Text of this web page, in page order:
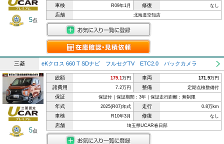
5点
車検 R09年1月 修復 なし
店舗 北海道空知店
三菱 eKクロス 660 T SDナビ フルセグTV ETC2.0 バックカメラ
5点
総額 179.1万円 車両 171.9万円
諸費用 7.2万円 整備 定期点検整備付
保証 保証付｜保証期間：3年｜保証走行距離：無制限
年式 2025(R07)年式 走行 0.8万km
車検 R10年3月 修復 なし
店舗 埼玉県UCAR春日部